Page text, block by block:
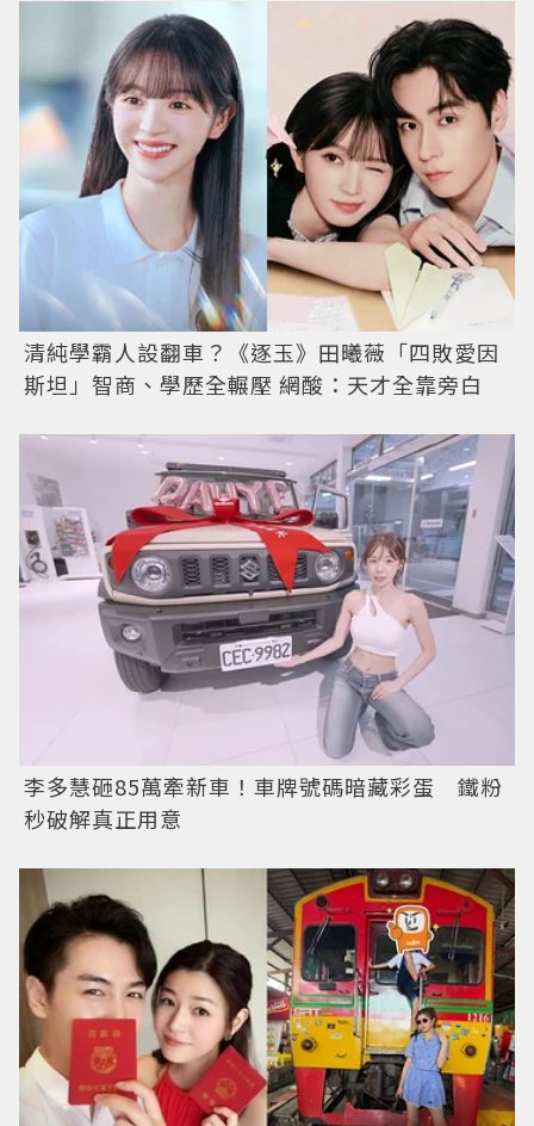
清純學霸人設翻車？《逐玉》田曦薇「四敗愛因
斯坦」智商、學歷全輾壓 網酸：天才全靠旁白
李多慧砸85萬牽新車！車牌號碼暗藏彩蛋 鐵粉
秒破解真正用意